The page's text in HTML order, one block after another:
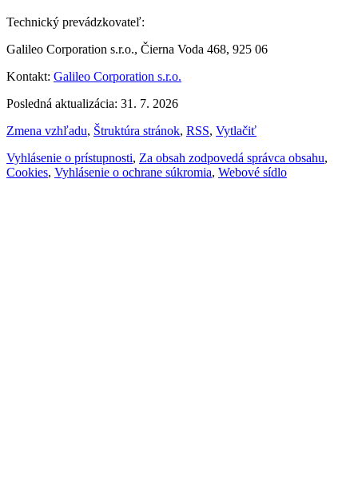
Technický prevádzkovateľ:
Galileo Corporation s.r.o., Čierna Voda 468, 925 06
Kontakt: Galileo Corporation s.r.o.
Posledná aktualizácia: 31. 7. 2026
Zmena vzhľadu, Štruktúra stránok, RSS, Vytlačiť
Vyhlásenie o prístupnosti, Za obsah zodpovedá správca obsahu,
Cookies, Vyhlásenie o ochrane súkromia, Webové sídlo